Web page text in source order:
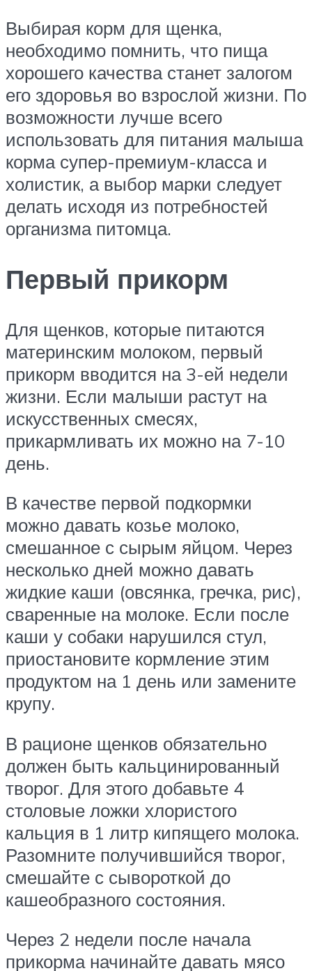
Выбирая корм для щенка,
необходимо помнить, что пища
хорошего качества станет залогом
его здоровья во взрослой жизни. По
возможности лучше всего
использовать для питания малыша
корма супер-премиум-класса и
холистик, а выбор марки следует
делать исходя из потребностей
организма питомца.
Первый прикорм
Для щенков, которые питаются
материнским молоком, первый
прикорм вводится на 3-ей недели
жизни. Если малыши растут на
искусственных смесях,
прикармливать их можно на 7-10
день.
В качестве первой подкормки
можно давать козье молоко,
смешанное с сырым яйцом. Через
несколько дней можно давать
жидкие каши (овсянка, гречка, рис),
сваренные на молоке. Если после
каши у собаки нарушился стул,
приостановите кормление этим
продуктом на 1 день или замените
крупу.
В рационе щенков обязательно
должен быть кальцинированный
творог. Для этого добавьте 4
столовые ложки хлористого
кальция в 1 литр кипящего молока.
Разомните получившийся творог,
смешайте с сывороткой до
кашеобразного состояния.
Через 2 недели после начала
прикорма начинайте давать мясо